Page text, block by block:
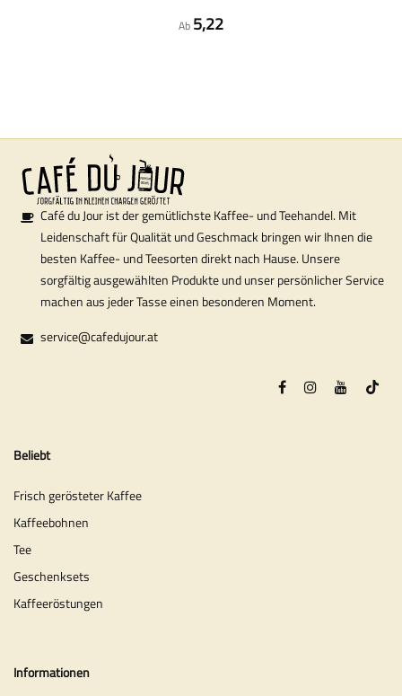
Ab 5,22
Café du Jour ist der gemütlichste Kaffee- und Teehandel. Mit
Leidenschaft für Qualität und Geschmack bringen wir Ihnen die
besten Kaffee- und Teesorten direkt nach Hause. Unsere
sorgfältig ausgewählten Produkte und unser persönlicher Service
machen aus jeder Tasse einen besonderen Moment.
service@cafedujour.at
Beliebt
Frisch gerösteter Kaffee
Kaffeebohnen
Tee
Geschenksets
Kaffeeröstungen
Informationen